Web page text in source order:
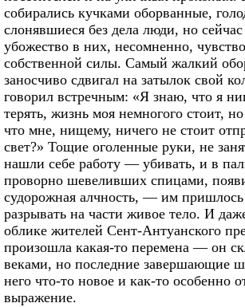
собирались кучками оборванные,
слонявшиеся без дела люди, но сейчас
убожество в них, несомненно,
собственной силы. Самый жалкий
заносчиво сдвигал на затылок свой
говорил встречным: «Я знаю, что я
терять, жизнь моя немногого стоит,
что мне, нищему, ничего не стоит
свет?» Тощие оголенные руки, не
нашли себе работу — убивать, и в
проворно шевеливших спицами,
судорожная алчность, — им
разрывать на части живое тело. И
облике жителей Сент-Антуанского
произошла какая-то перемена — он
веками, но последние завершающие
него что-то новое и как-то особенно
выражение.